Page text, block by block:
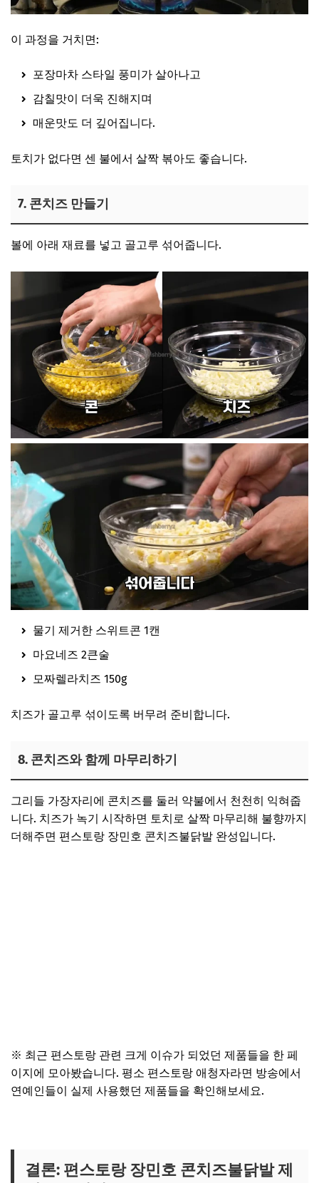
이 과정을 거치면:
포장마차 스타일 풍미가 살아나고
감칠맛이 더욱 진해지며
매운맛도 더 깊어집니다.
토치가 없다면 센 불에서 살짝 볶아도 좋습니다.
7. 콘치즈 만들기
볼에 아래 재료를 넣고 골고루 섞어줍니다.
물기 제거한 스위트콘 1캔
마요네즈 2큰술
모짜렐라치즈 150g
치즈가 골고루 섞이도록 버무려 준비합니다.
8. 콘치즈와 함께 마무리하기
그리들 가장자리에 콘치즈를 둘러 약불에서 천천히 익혀줍
니다. 치즈가 녹기 시작하면 토치로 살짝 마무리해 불향까지
더해주면 편스토랑 장민호 콘치즈불닭발 완성입니다.
※ 최근 편스토랑 관련 크게 이슈가 되었던 제품들을 한 페
이지에 모아봤습니다. 평소 편스토랑 애청자라면 방송에서
연예인들이 실제 사용했던 제품들을 확인해보세요.
결론: 편스토랑 장민호 콘치즈불닭발 제